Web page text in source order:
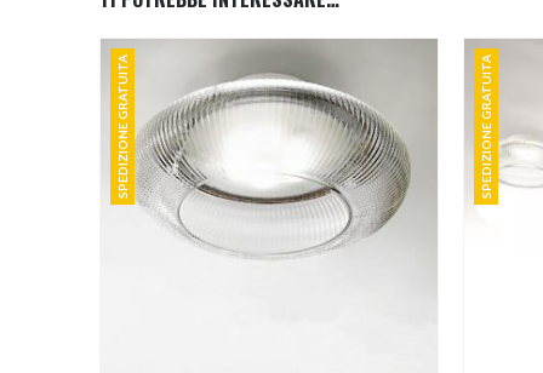
SPEDIZIONE GRATUITA SPEDIZIONE GRATUITA